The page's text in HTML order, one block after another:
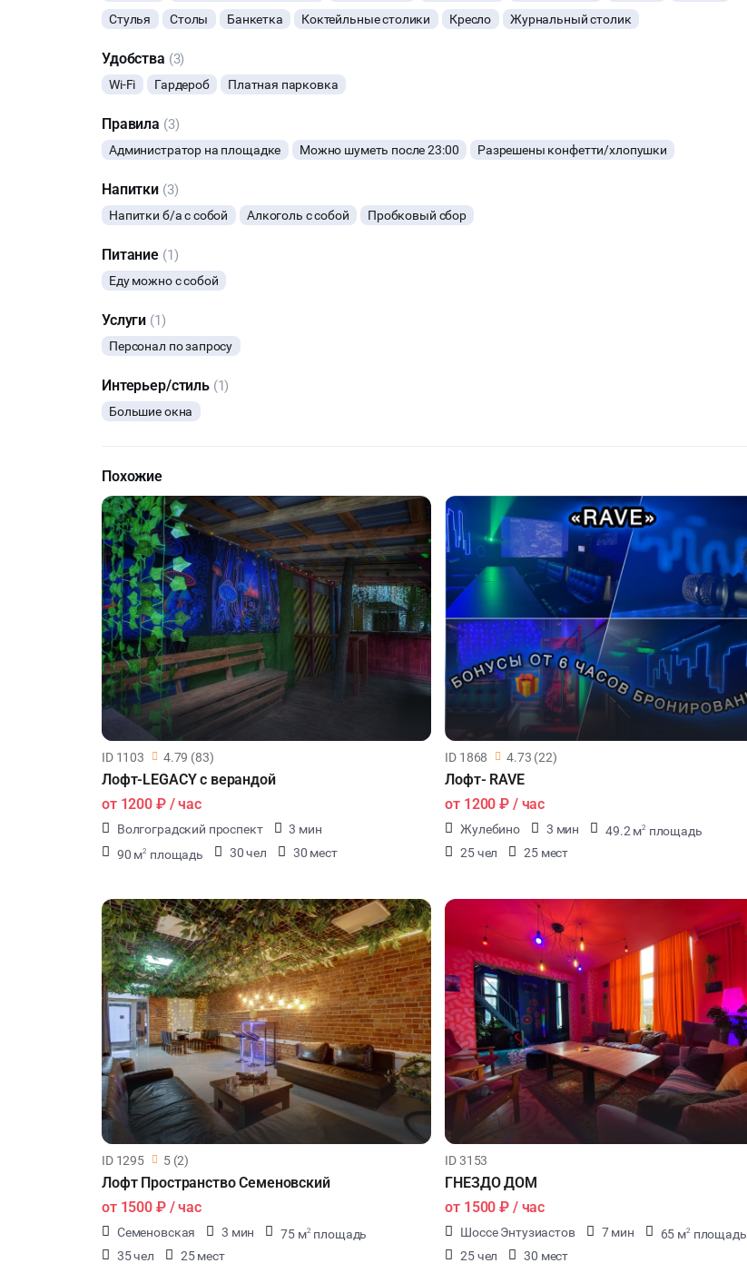
Стулья
Столы Банкетка Коктейльные столики Кресло Журнальный столик
Удобства (3)
Wi-Fi Гардероб Платная парковка
Правила (3)
Администратор на площадке Можно шуметь после 23:00 Разрешены конфетти/хлопушки
Напитки (3)
Напитки б/а с собой Алкоголь с собой Пробковый сбор
Питание (1)
Еду можно с собой
Услуги (1)
Персонал по запросу
Интерьер/стиль (1)
Большие окна
Похожие
ID 1103 4.79 (83)
Лофт-LEGACY с верандой
от 1200 ₽/ час
Волгоградский проспект
3 мин
90 м2 площадь 30 чел 30 мест
ID 1868 4.73 (22)
Лофт- RAVE
от 1200 ₽ / час
Жулебино 3 мин 49.2 м2 площадь
25 чел
25 мест
ID 1295 5 (2)
Лофт Пространство Семеновский
от 1500 ₽/ час
Семеновская 3 мин 75 м2 площадь
35 чел
25 мест
ID 3153
ГНЕЗДО ДОМ
от 1500 ₽ / час
Шоссе Энтузиастов 7 мин 65 м2 площадь
25 чел
30 мест